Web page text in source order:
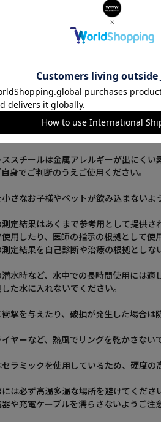
6.0以上 / iOS 13以上
リング本体 / 充電ケーブル / 取扱説明書
6カ月
梱されておりませんので、購入時のレ
日分、それ以外のデータは7日間リング
グデータを毎日同期することをおすす
21:00～翌日11:00の間の睡眠のみです
スチールは金属アレルギーが出にくい
身でご判断のうえご使用ください。
さなお子様やペットが飲み込まないよ
定結果はあくまで参考用として提供さ
用したり、医師の指示の根拠として使
定結果を自己診断や治療の根拠としな
水時など、水中での長時間使用には適
た水に入れないでください。
撃を与えたり、破損が発生した場合は
ヤーなど、熱風でリングを乾かさない
ラミックを使用しているため、硬度の
は必ず高温多温な場所を避けてくださ
や充電ケーブルを濡らさないようご注